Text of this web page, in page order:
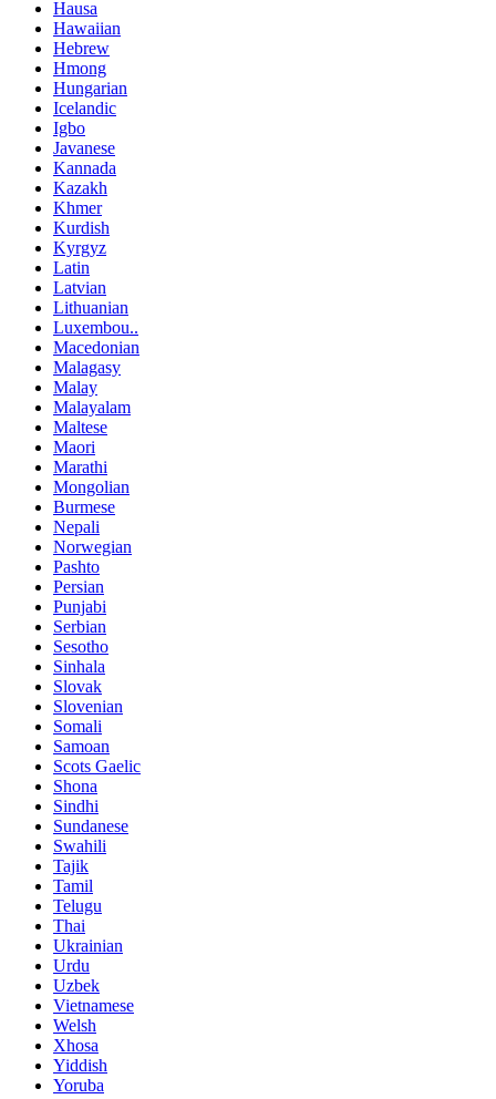
Hausa
Hawaiian
Hebrew
Hmong
Hungarian
Icelandic
Igbo
Javanese
Kannada
Kazakh
Khmer
Kurdish
Kyrgyz
Latin
Latvian
Lithuanian
Luxembou..
Macedonian
Malagasy
Malay
Malayalam
Maltese
Maori
Marathi
Mongolian
Burmese
Nepali
Norwegian
Pashto
Persian
Punjabi
Serbian
Sesotho
Sinhala
Slovak
Slovenian
Somali
Samoan
Scots Gaelic
Shona
Sindhi
Sundanese
Swahili
Tajik
Tamil
Telugu
Thai
Ukrainian
Urdu
Uzbek
Vietnamese
Welsh
Xhosa
Yiddish
Yoruba